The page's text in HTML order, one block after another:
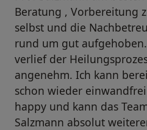
Beratung , Vorbereitung
selbst und die
rund um gut
verlief der
angenehm. Ich kann
schon wieder
happy und kann das
Salzmann absolut